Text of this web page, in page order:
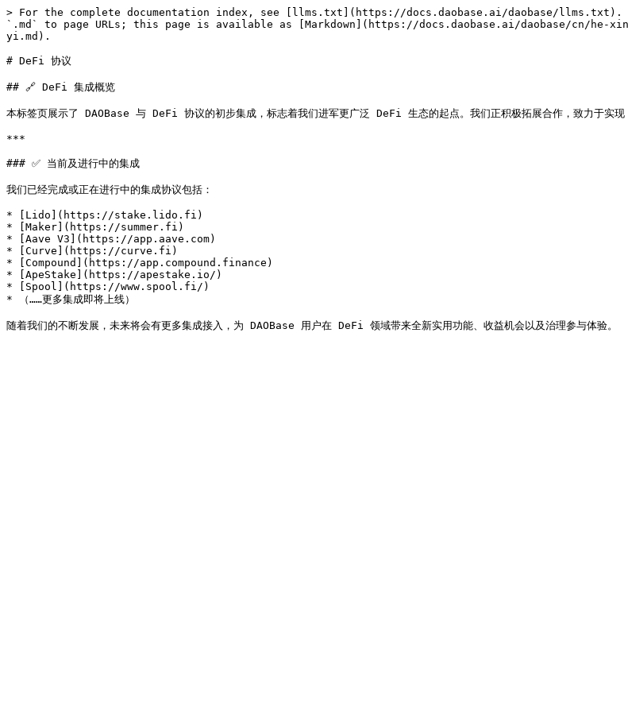
> For the complete documentation index, see [llms.txt](https://docs.daobase.ai/daobase/llms.txt).
`.md` to page URLs; this page is available as [Markdown](https://docs.daobase.ai/daobase/cn/he-
yi.md).
# DeFi 协议
## 🔗 DeFi 集成概览
本标签页展示了 DAOBase 与 DeFi 协议的初步集成，标志着我们进军更广泛 DeFi 生态的起点。我们正积极拓展合作，致力于实
***
### ✅ 当前及进行中的集成
我们已经完成或正在进行中的集成协议包括：
* [Lido](https://stake.lido.fi)
* [Maker](https://summer.fi)
* [Aave V3](https://app.aave.com)
* [Curve](https://curve.fi)
* [Compound](https://app.compound.finance)
* [ApeStake](https://apestake.io/)
* [Spool](https://www.spool.fi/)
* （……更多集成即将上线）